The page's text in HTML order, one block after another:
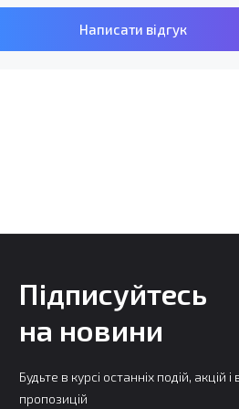
Написати відгук
Підписуйтесь
на новини
Будьте в курсі останніх подій, акцій і
пропозицій